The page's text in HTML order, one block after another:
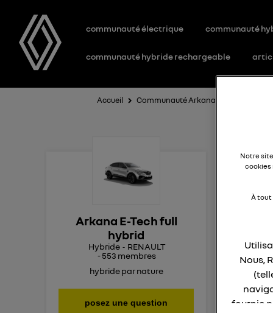
communauté électrique communauté
communauté hybride rechargeable
Accueil Communauté Arkana E-Tech full hybrid
Arkana E-Tech full
hybrid
Hybride
RENAULT
-553 membres
hybride par nature
posez une question
Si
Notre
cookies
À tout
Nous,
fournie